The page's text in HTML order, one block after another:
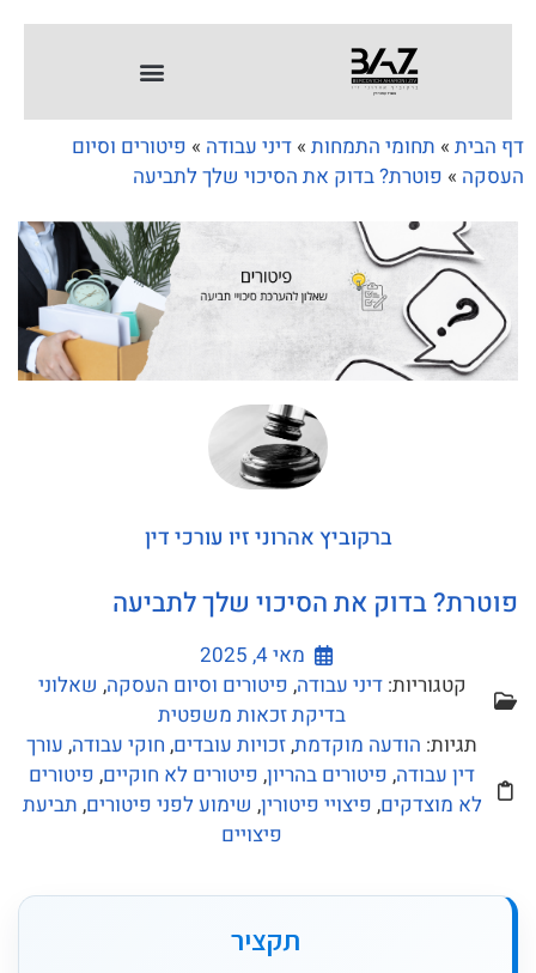
דף הבית » תחומי התמחות » דיני עבודה » פיטורים וסיום
העסקה » פוטרת? בדוק את הסיכוי שלך לתביעה
ברקוביץ אהרוני זיו עורכי דין
פוטרת? בדוק את הסיכוי שלך לתביעה
מאי 4, 2025
קטגוריות: דיני עבודה, פיטורים וסיום העסקה, שאלוני
בדיקת זכאות משפטית
תגיות: הודעה מוקדמת,זכויות עובדים, חוקי עבודה, עורך
דין עבודה, פיטורים בהריון, פיטורים לא חוקיים, פיטורים
לא מוצדקים, פיצויי פיטורין, שימוע לפני פיטורים, תביעת
פיצויים
תקציר